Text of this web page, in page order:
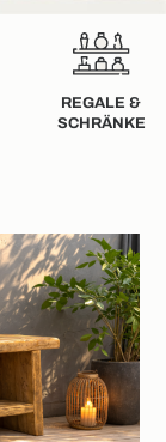
REGALE &
SCHRÄNKE